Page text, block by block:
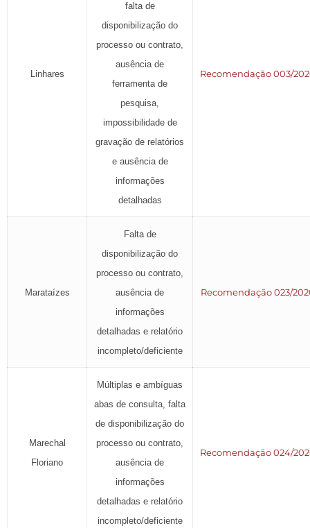
Linhares
falta de
disponibilização do
processo ou contrato,
ausência de
ferramenta de
pesquisa,
impossibilidade de
gravação de relatórios
e ausência de
informações
detalhadas
Recomendação 003/
Marataízes
Falta de
disponibilização do
processo ou contrato,
ausência de
informações
detalhadas e relatório
incompleto/deficiente
Recomendação 023/
Marechal
Floriano
Múltiplas e ambíguas
abas de consulta, falta
de disponibilização do
processo ou contrato,
ausência de
informações
detalhadas e relatório
incompleto/deficiente
Recomendação 024/